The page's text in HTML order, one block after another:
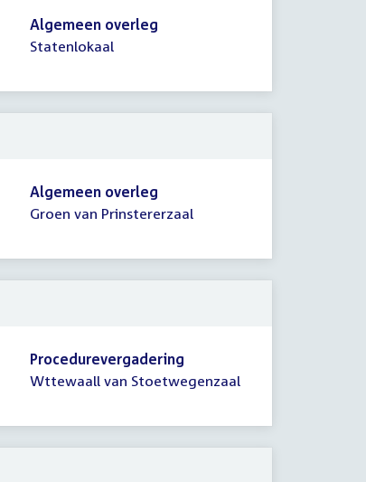
Algemeen overleg
Statenlokaal
Algemeen overleg
Groen van Prinstererzaal
Procedurevergadering
Wttewaall van Stoetwegenzaal